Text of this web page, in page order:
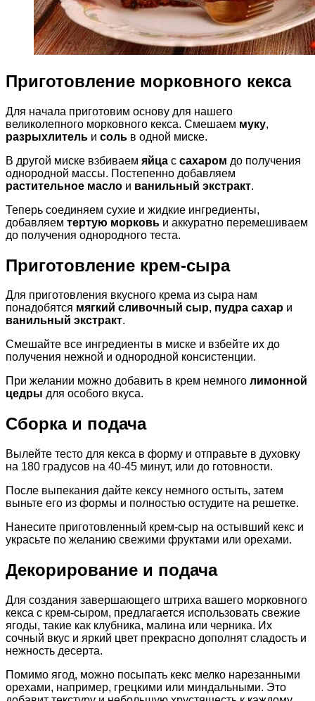
Приготовление морковного кекса
Для начала приготовим основу для нашего
великолепного морковного кекса. Смешаем муку,
разрыхлитель и соль в одной миске.
В другой миске взбиваем яйца с сахаром до получения
однородной массы. Постепенно добавляем
растительное масло и ванильный экстракт.
Теперь соединяем сухие и жидкие ингредиенты,
добавляем тертую морковь и аккуратно перемешиваем
до получения однородного теста.
Приготовление крем-сыра
Для приготовления вкусного крема из сыра нам
понадобятся мягкий сливочный сыр, пудра сахар и
ванильный экстракт.
Смешайте все ингредиенты в миске и взбейте их до
получения нежной и однородной консистенции.
При желании можно добавить в крем немного лимонной
цедры для особого вкуса.
Сборка и подача
Вылейте тесто для кекса в форму и отправьте в духовку
на 180 градусов на 40-45 минут, или до готовности.
После выпекания дайте кексу немного остыть, затем
выньте его из формы и полностью остудите на решетке.
Нанесите приготовленный крем-сыр на остывший кекс и
украсьте по желанию свежими фруктами или орехами.
Декорирование и подача
Для создания завершающего штриха вашего морковного
кекса с крем-сыром, предлагается использовать свежие
ягоды, такие как клубника, малина или черника. Их
сочный вкус и яркий цвет прекрасно дополнят сладость и
нежность десерта.
Помимо ягод, можно посыпать кекс мелко нарезанными
орехами, например, грецкими или миндальными. Это